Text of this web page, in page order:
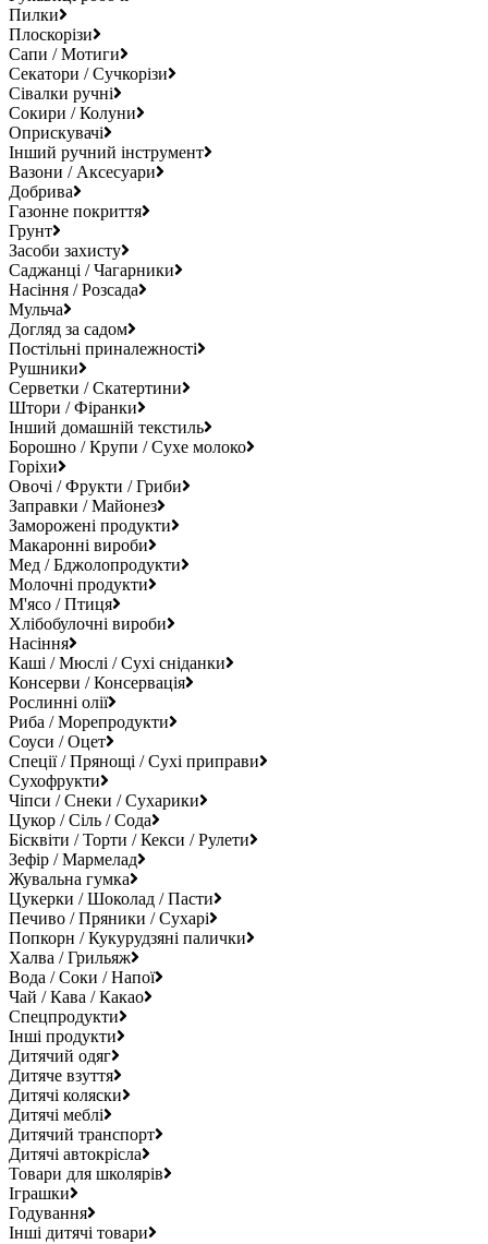
Пилки
Плоскорізи
Сапи / Мотиги
Секатори / Сучкорізи
Сівалки ручні
Сокири / Колуни
Оприскувачі
Інший ручний інструмент
Вазони / Аксесуари
Добрива
Газонне покриття
Грунт
Засоби захисту
Саджанці / Чагарники
Насіння / Розсада
Мульча
Догляд за садом
Постільні приналежності
Рушники
Серветки / Скатертини
Штори / Фіранки
Інший домашній текстиль
Борошно / Крупи / Сухе молоко
Горіхи
Овочі / Фрукти / Гриби
Заправки / Майонез
Заморожені продукти
Макаронні вироби
Мед / Бджолопродукти
Молочні продукти
М'ясо / Птиця
Хлібобулочні вироби
Насіння
Каші / Мюслі / Сухі сніданки
Консерви / Консервація
Рослинні олії
Риба / Морепродукти
Соуси / Оцет
Спеції / Прянощі / Сухі приправи
Сухофрукти
Чіпси / Снеки / Сухарики
Цукор / Сіль / Сода
Бісквіти / Торти / Кекси / Рулети
Зефір / Мармелад
Жувальна гумка
Цукерки / Шоколад / Пасти
Печиво / Пряники / Сухарі
Попкорн / Кукурудзяні палички
Халва / Грильяж
Вода / Соки / Напої
Чай / Кава / Какао
Спецпродукти
Інші продукти
Дитячий одяг
Дитяче взуття
Дитячі коляски
Дитячі меблі
Дитячий транспорт
Дитячі автокрісла
Товари для школярів
Іграшки
Годування
Інші дитячі товари